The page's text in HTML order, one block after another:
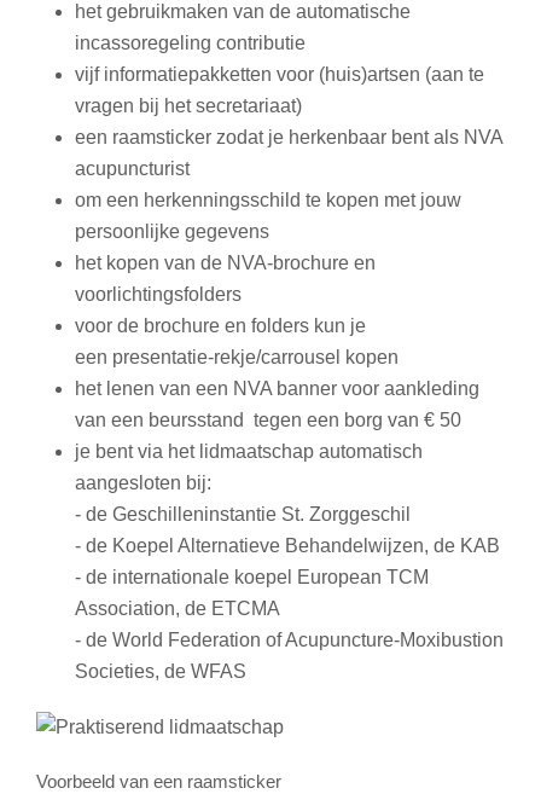
het gebruikmaken van de automatische
incassoregeling contributie
vijf informatiepakketten voor (huis)artsen (aan te
vragen bij het secretariaat)
een raamsticker zodat je herkenbaar bent als NVA
acupuncturist
om een herkenningsschild te kopen met jouw
persoonlijke gegevens
het kopen van de NVA-brochure en
voorlichtingsfolders
voor de brochure en folders kun je
een presentatie-rekje/carrousel kopen
het lenen van een NVA banner voor aankleding
van een beursstand tegen een borg van € 50
je bent via het lidmaatschap automatisch
aangesloten bij:
- de Geschilleninstantie St. Zorggeschil
- de Koepel Alternatieve Behandelwijzen, de KAB
- de internationale koepel European TCM
Association, de ETCMA
- de World Federation of Acupuncture-Moxibustion
Societies, de WFAS
Voorbeeld van een raamsticker